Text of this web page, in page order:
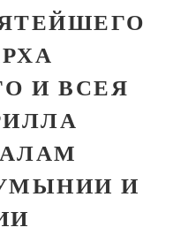
И ВСЕЯ
И